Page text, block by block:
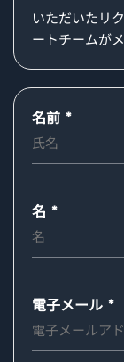
いただいたリ
ートチームが
名前 Required
名 Required
電子メール